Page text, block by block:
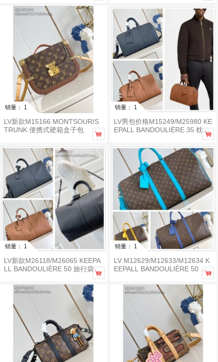
销量： 1
LV新款M15166 MONTSOURIS
TRUNK 便携式硬箱盒子包

销量： 1
LV男包价格M15249/M25980 KE
EPALL BANDOULIÈRE 35 枕头

销量： 1
LV新款M26118/M26065 KEEPA
LL BANDOULIÈRE 50 旅行袋

销量： 1
LV M12629/M12633/M12634 K
EEPALL BANDOULIÈRE 50 旅
